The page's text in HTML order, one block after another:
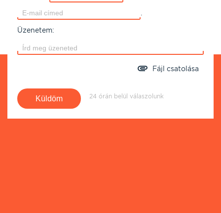
Üzenetem:
Fájl csatolása
24 órán belül válaszolunk